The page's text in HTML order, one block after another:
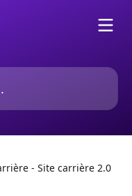
- Site carrière 2.0